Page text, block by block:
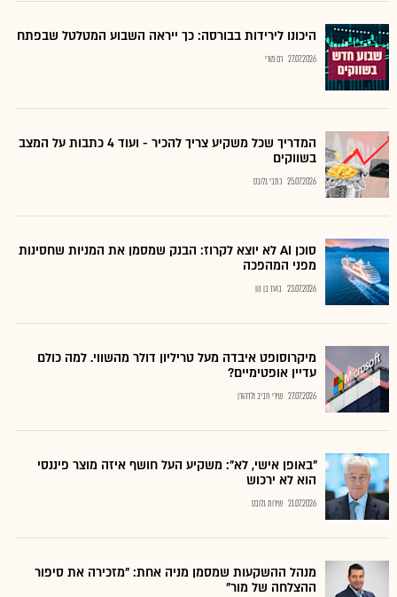
היכונו לירידות בבורסה: כך ייראה השבוע המטלטל שבפתח
27.07.2026 רם מורי
המדריך שכל משקיע צריך להכיר - ועוד 4 כתבות על המצב
בשווקים
25.07.2026 כתבי גלובס
סוכן AI לא יוצא לקרוז: הבנק שמסמן את המניות שחסינות
מפני המהפכה
23.07.2026 בועז בן נון
מיקרוסופט איבדה מעל טריליון דולר מהשווי. למה כולם
עדיין אופטימיים?
27.07.2026 שירי חביב ולדהורן
"באופן אישי, לא": משקיע העל חושף איזה מוצר פיננסי
הוא לא ירכוש
21.07.2026 שירות גלובס
מנהל ההשקעות שמסמן מניה אחת: "מזכירה את סיפור
ההצלחה של מור"